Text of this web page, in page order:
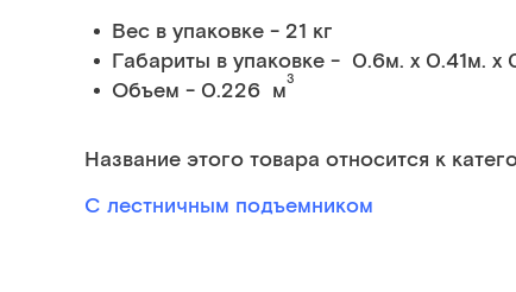
Вес в упаковке - 21 кг
Габариты в упаковке - 0.6м. x 0.41м. x
Объем - 0.226 м3
Название этого товара относится к
С лестничным подъемником